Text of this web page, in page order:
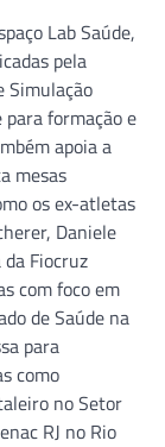
Lab Saúde,
pela
Simulação
formação e
apoia a
mesas
os ex-atletas
Daniele
Fiocruz
com foco em
de Saúde na
para
como
no Setor
RJ no Rio